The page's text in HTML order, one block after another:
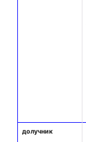
долучник